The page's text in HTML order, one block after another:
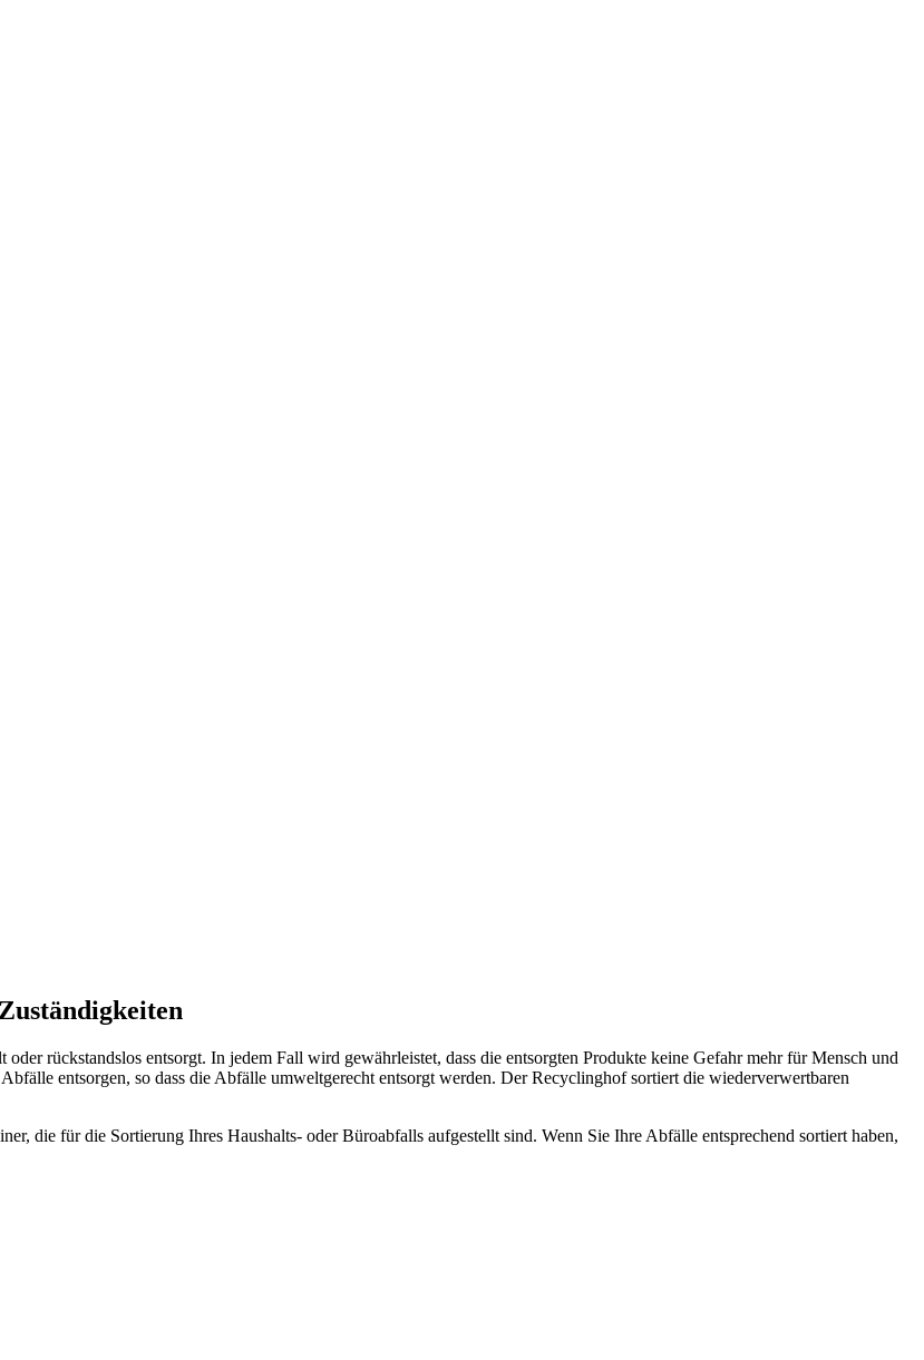
rückstandslos entsorgt. In jedem Fall wird gewährleistet, dass die entsorgten Produkte keine Gefahr mehr für Mensch und
entsorgen, so dass die Abfälle umweltgerecht entsorgt werden. Der Recyclinghof sortiert die wiederverwertbaren
die für die Sortierung Ihres Haushalts- oder Büroabfalls aufgestellt sind. Wenn Sie Ihre Abfälle entsprechend sortiert haben,